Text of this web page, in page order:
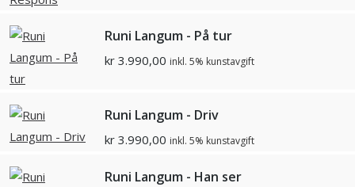
Runi Langum - På tur
kr 3.990,00 inkl. 5% kunstavgift
Runi Langum - Driv
kr 3.990,00 inkl. 5% kunstavgift
Runi Langum - Han ser